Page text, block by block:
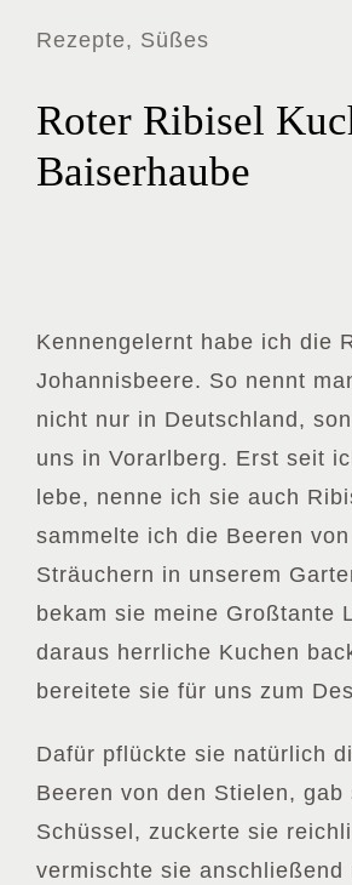
Rezepte, Süßes
Roter Ribisel
Baiserhaube
Kennengelernt habe ich die
Johannisbeere. So nennt
nicht nur in Deutschland,
uns in Vorarlberg. Erst seit
lebe, nenne ich sie auch
sammelte ich die Beeren
Sträuchern in unserem
bekam sie meine Großtante
daraus herrliche Kuchen
bereitete sie für uns zum
Dafür pflückte sie natürlich
Beeren von den Stielen, gab
Schüssel, zuckerte sie
vermischte sie anschließend